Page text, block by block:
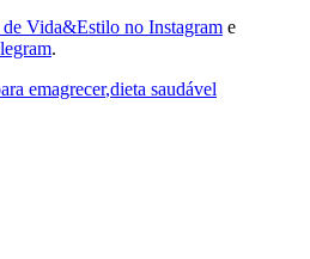
Vida&Estilo no Instagram e
.
emagrecer,dieta saudável